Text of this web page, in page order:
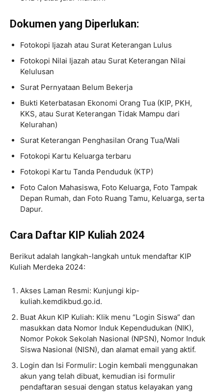
Dokumen yang Diperlukan:
Fotokopi Ijazah atau Surat Keterangan Lulus
Fotokopi Nilai Ijazah atau Surat Keterangan Nilai
Kelulusan
Surat Pernyataan Belum Bekerja
Bukti Keterbatasan Ekonomi Orang Tua (KIP, PKH,
KKS, atau Surat Keterangan Tidak Mampu dari
Kelurahan)
Surat Keterangan Penghasilan Orang Tua/Wali
Fotokopi Kartu Keluarga terbaru
Fotokopi Kartu Tanda Penduduk (KTP)
Foto Calon Mahasiswa, Foto Keluarga, Foto Tampak
Depan Rumah, dan Foto Ruang Tamu, Keluarga, serta
Dapur.
Cara Daftar KIP Kuliah 2024
Berikut adalah langkah-langkah untuk mendaftar KIP
Kuliah Merdeka 2024:
Akses Laman Resmi: Kunjungi kip-
kuliah.kemdikbud.go.id.
Buat Akun KIP Kuliah: Klik menu “Login Siswa” dan
masukkan data Nomor Induk Kependudukan (NIK),
Nomor Pokok Sekolah Nasional (NPSN), Nomor Induk
Siswa Nasional (NISN), dan alamat email yang aktif.
Login dan Isi Formulir: Login kembali menggunakan
akun yang telah dibuat, kemudian isi formulir
pendaftaran sesuai dengan status kelayakan yang